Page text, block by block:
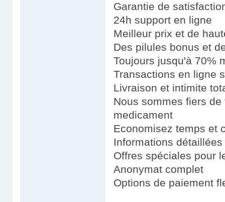
Garantie de
24h support en ligne
Meilleur prix et de
Des pilules bonus et
Toujours jusqu'à 70%
Transactions en ligne
Livraison et intimite
Nous sommes fiers
medicament
Economisez temps et
Informations
Offres spéciales pour
Anonymat complet
Options de paiement